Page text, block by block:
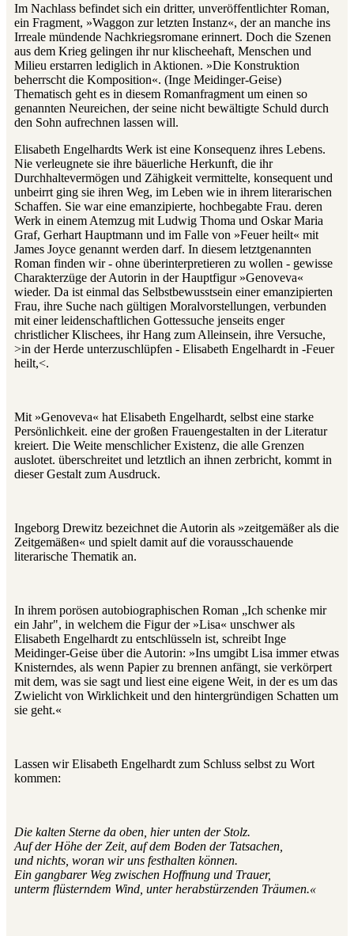
Im Nachlass befindet sich ein dritter, unveröffentlichter Roman,
ein Fragment, »Waggon zur letzten Instanz«, der an manche ins
Irreale mündende Nachkriegsromane erinnert. Doch die Szenen
aus dem Krieg gelingen ihr nur klischeehaft, Menschen und
Milieu erstarren lediglich in Aktionen. »Die Konstruktion
beherrscht die Komposition«. (Inge Meidinger-Geise)
Thematisch geht es in diesem Romanfragment um einen so
genannten Neureichen, der seine nicht bewältigte Schuld durch
den Sohn aufrechnen lassen will.
Elisabeth Engelhardts Werk ist eine Konsequenz ihres Lebens.
Nie verleugnete sie ihre bäuerliche Herkunft, die ihr
Durchhaltevermögen und Zähigkeit vermittelte, konsequent und
unbeirrt ging sie ihren Weg, im Leben wie in ihrem literarischen
Schaffen. Sie war eine emanzipierte, hochbegabte Frau. deren
Werk in einem Atemzug mit Ludwig Thoma und Oskar Maria
Graf, Gerhart Hauptmann und im Falle von »Feuer heilt« mit
James Joyce genannt werden darf. In diesem letztgenannten
Roman finden wir - ohne überinterpretieren zu wollen - gewisse
Charakterzüge der Autorin in der Hauptfigur »Genoveva«
wieder. Da ist einmal das Selbstbewusstsein einer emanzipierten
Frau, ihre Suche nach gültigen Moralvorstellungen, verbunden
mit einer leidenschaftlichen Gottessuche jenseits enger
christlicher Klischees, ihr Hang zum Alleinsein, ihre Versuche,
>in der Herde unterzuschlüpfen - Elisabeth Engelhardt in ‑Feuer
heilt,<.
Mit »Genoveva« hat Elisabeth Engelhardt, selbst eine starke
Persönlichkeit. eine der großen Frauengestalten in der Literatur
kreiert. Die Weite menschlicher Existenz, die alle Grenzen
auslotet. überschreitet und letztlich an ihnen zerbricht, kommt in
dieser Gestalt zum Ausdruck.
Ingeborg Drewitz bezeichnet die Autorin als »zeitgemäßer als die
Zeitgemäßen« und spielt damit auf die vorausschauende
literarische Thematik an.
In ihrem porösen autobiographischen Roman „Ich schenke mir
ein Jahr", in welchem die Figur der »Lisa« unschwer als
Elisabeth Engelhardt zu entschlüsseln ist, schreibt Inge
Meidinger-Geise über die Autorin: »Ins umgibt Lisa immer etwas
Knisterndes, als wenn Papier zu brennen anfängt, sie verkörpert
mit dem, was sie sagt und liest eine eigene Weit, in der es um das
Zwielicht von Wirklichkeit und den hintergründigen Schatten um
sie geht.«
Lassen wir Elisabeth Engelhardt zum Schluss selbst zu Wort
kommen:
Die kalten Sterne da oben, hier unten der Stolz.
Auf der Höhe der Zeit, auf dem Boden der Tatsachen,
und nichts, woran wir uns festhalten können.
Ein gangbarer Weg zwischen Hoffnung und Trauer,
unterm flüsterndem Wind, unter herabstürzenden Träumen.«